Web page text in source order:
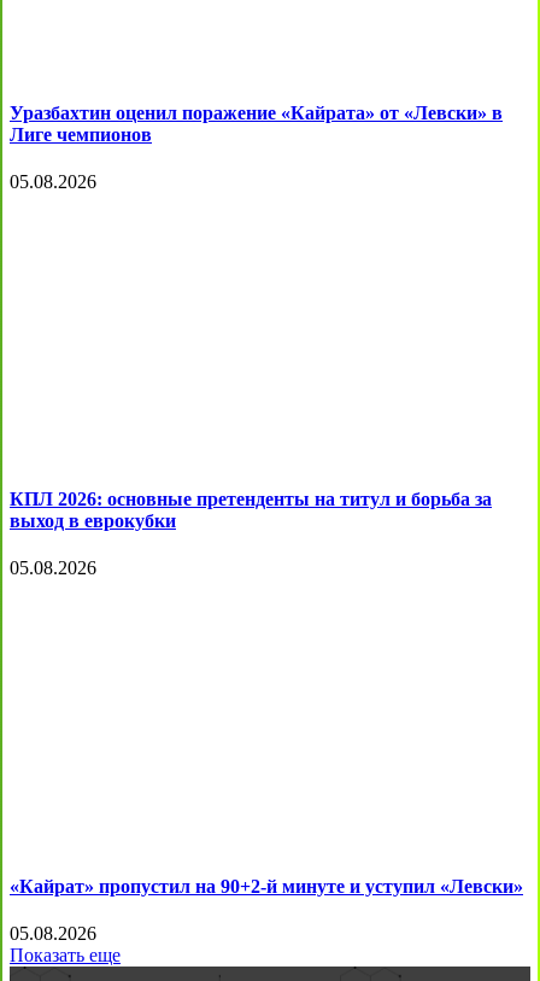
Уразбахтин оценил поражение «Кайрата» от «Левски» в
Лиге чемпионов
05.08.2026
КПЛ 2026: основные претенденты на титул и борьба за
выход в еврокубки
05.08.2026
«Кайрат» пропустил на 90+2-й минуте и уступил «Левски»
05.08.2026
Показать еще